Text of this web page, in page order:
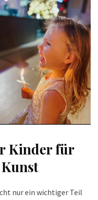
Kinder für
nur ein wichtiger Teil